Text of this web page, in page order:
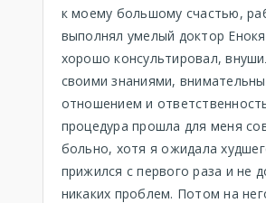
к моему большому счастью,
выполнял умелый доктор
хорошо консультировал,
своими знаниями,
отношением и
процедура прошла для меня
больно, хотя я ожидала
прижился с первого раза и не
никаких проблем. Потом на